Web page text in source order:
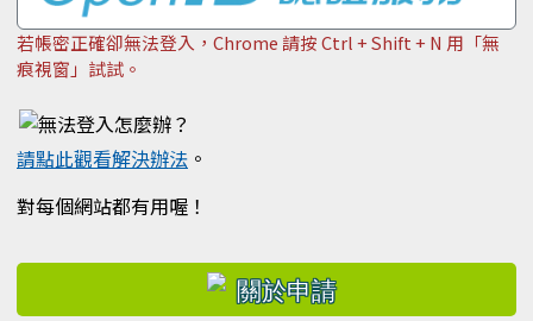
若帳密正確卻無法登入，Chrome 請按 Ctrl + Shift + N 用「無
痕視窗」試試。
請點此觀看解決辦法 。
對每個網站都有用喔！
右邊區域內容